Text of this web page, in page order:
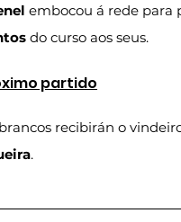
embocou á rede para
do curso aos seus.
partido
recibirán o
.